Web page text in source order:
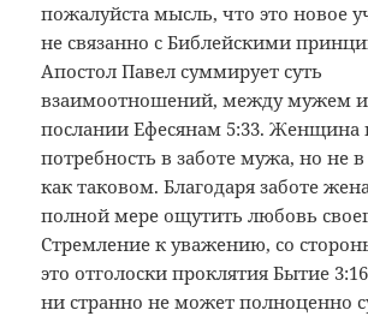
пожалуйста мысль, что это новое
не связанно с Библейскими
Апостол Павел суммирует суть
взаимоотношений, между мужем
послании Ефесянам 5:33. Женщина
потребность в заботе мужа, но не
как таковом. Благодаря заботе
полной мере ощутить любовь
Стремление к уважению, со
это отголоски проклятия Бытие
ни странно не может полноценно